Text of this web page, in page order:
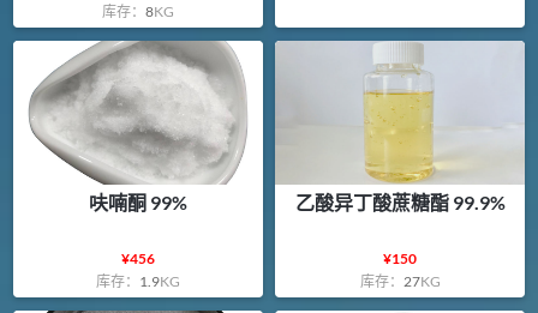
库存： 8KG
呋喃酮 99%
¥456
库存： 1.9KG
乙酸异丁酸蔗糖酯 99.9%
¥150
库存： 27KG